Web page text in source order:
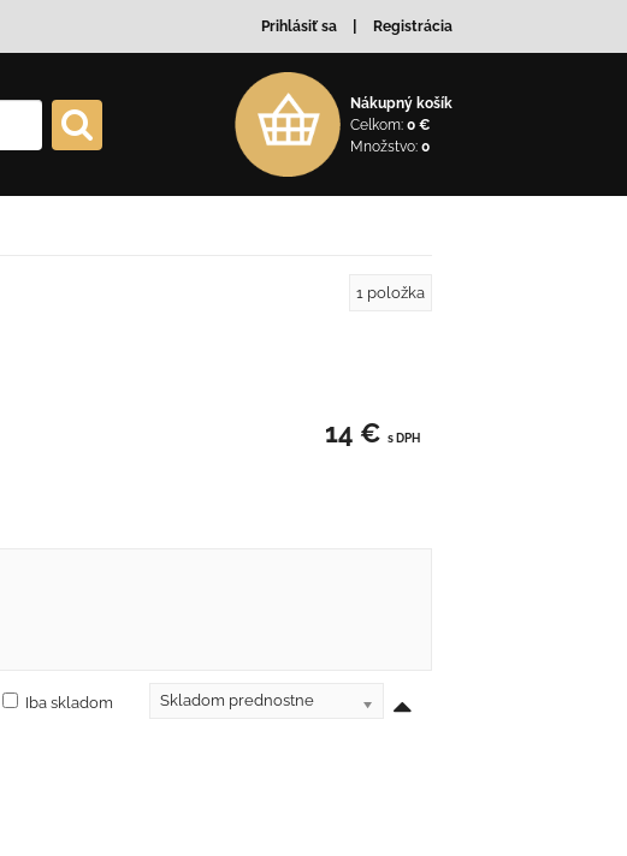
Prihlásiť sa Registrácia
Nákupný košík
Celkom: 0 €
Množstvo: 0
1 položka
14 € s DPH
Skladom prednostne
Iba skladom